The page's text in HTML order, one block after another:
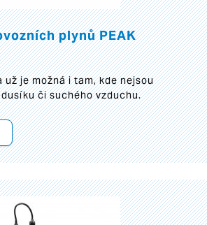
plynů PEAK
je možná i tam, kde nejsou
či suchého vzduchu.